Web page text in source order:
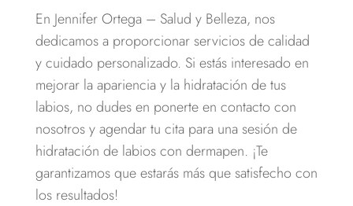
En Jennifer Ortega – Salud y Belleza, nos
dedicamos a proporcionar servicios de calidad
y cuidado personalizado. Si estás interesado en
mejorar la apariencia y la hidratación de tus
labios, no dudes en ponerte en contacto con
nosotros y agendar tu cita para una sesión de
hidratación de labios con dermapen. ¡Te
garantizamos que estarás más que satisfecho con
los resultados!